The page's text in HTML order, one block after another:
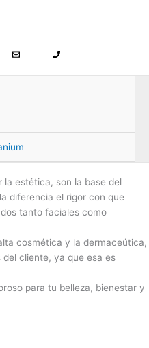
estética, son la base del
diferencia el rigor con que
tanto faciales como
cosmética y la dermaceútica,
cliente, ya que esa es
para tu belleza, bienestar y